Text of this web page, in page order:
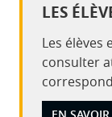
LES
Les élèves
consulter